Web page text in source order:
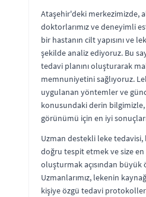
Ataşehir'deki merkezimizde,
doktorlarımız ve deneyimli
bir hastanın cilt yapısını ve
şekilde analiz ediyoruz. Bu
tedavi planını oluşturarak
memnuniyetini sağlıyoruz.
uygulanan yöntemler ve
konusundaki derin bilgimizle,
görünümü için en iyi
Uzman destekli leke
doğru tespit etmek ve size en
oluşturmak açısından büyük
Uzmanlarımız, lekenin
kişiye özgü tedavi